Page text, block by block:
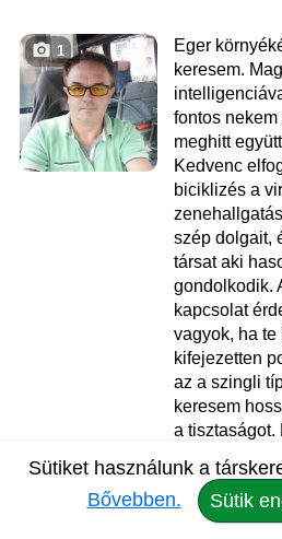
1
Eger
keresem.
fontos
meghitt
Kedvenc
biciklizés a
szép dolgait,
társat aki
gondolkodik.
kapcsolat
vagyok, ha te
kifejezetten
az a szingli
keresem
a tisztaságot.
Zoltán, 43
Társkereső
Sütiket használunk a
Bővebben.
Sütik